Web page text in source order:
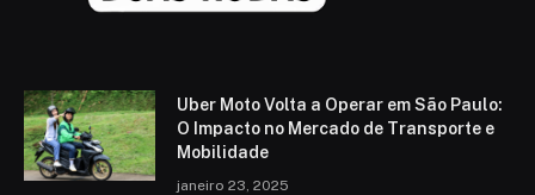
Uber Moto Volta a Operar em São Paulo:
O Impacto no Mercado de Transporte e
Mobilidade
janeiro 23, 2025